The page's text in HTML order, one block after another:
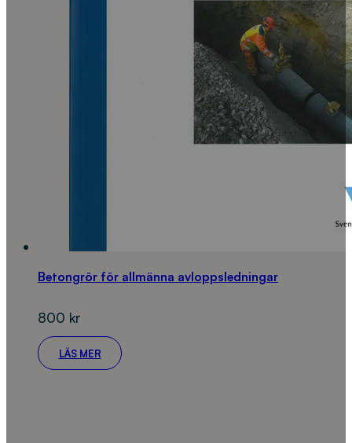
Betongrör för allmänna avloppsledningar
800 kr
LÄS MER